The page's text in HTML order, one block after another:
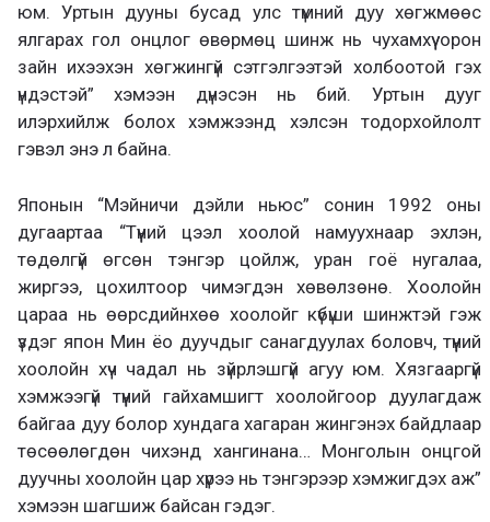
юм. Уртын дууны бусад улс түмний дуу хөгжмөөс
ялгарах гол онцлог өвөрмөц шинж нь чухамхүү орон
зайн ихээхэн хөгжингүй сэтгэлгээтэй холбоотой гэх
үндэстэй” хэмээн дүнэсэн нь бий. Уртын дууг
илэрхийлж болох хэмжээнд хэлсэн тодорхойлолт
гэвэл энэ л байна.
Японын “Мэйничи дэйли ньюс” сонин 1992 оны
дугаартаа “Түүний цээл хоолой намуухнаар эхлэн,
төдөлгүй өгсөн тэнгэр цойлж, уран гоё нугалаа,
жиргээ, цохилтоор чимэгдэн хөвөлзөнө. Хоолойн
цараа нь өөрсдийнхөө хоолойг күбүши шинжтэй гэж
үздэг япон Мин ёо дуучдыг санагдуулах боловч, түүний
хоолойн хүч чадал нь зүйрлэшгүй агуу юм. Хязгааргүй
хэмжээгүй түүний гайхамшигт хоолойгоор дуулагдаж
байгаа дуу болор хундага хагаран жингэнэх байдлаар
төсөөлөгдөн чихэнд хангинана… Монголын онцгой
дуучны хоолойн цар хүрээ нь тэнгэрээр хэмжигдэх аж”
хэмээн шагшиж байсан гэдэг.